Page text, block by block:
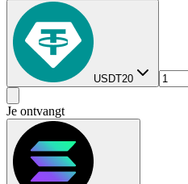
USDT20
Je ontvangt